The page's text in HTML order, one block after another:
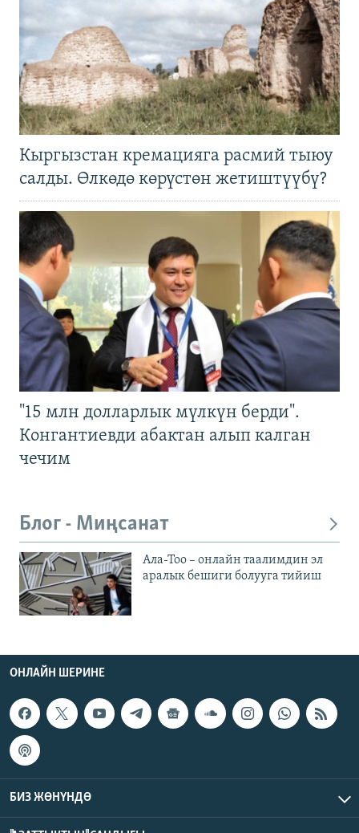
Кыргызстан кремацияга расмий тыюу
салды. Өлкөдө көрүстөн жетиштүүбү?
"15 млн долларлык мүлкүн берди".
Конгантиевди абактан алып калган
чечим
Блог - Миңсанат
Ала-Тоо – онлайн таалимдин эл
аралык бешиги болууга тийиш
ОНЛАЙН ШЕРИНЕ
БИЗ ЖӨНҮНДӨ